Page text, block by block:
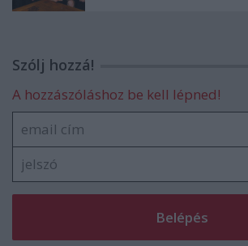
Szólj hozzá!
A hozzászóláshoz be kell lépned!